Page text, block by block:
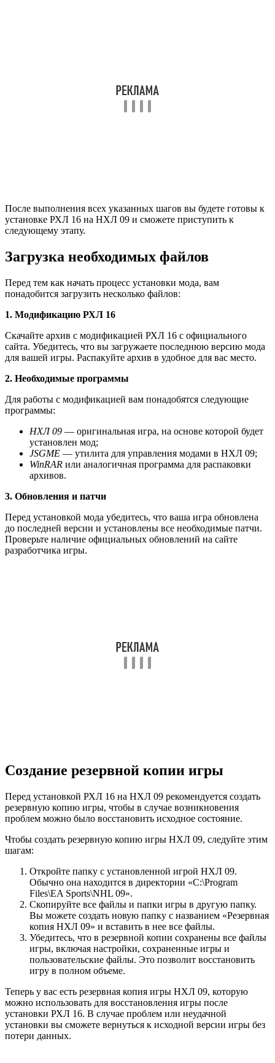
После выполнения всех указанных шагов вы будете готовы к
установке РХЛ 16 на НХЛ 09 и сможете приступить к
следующему этапу.
Загрузка необходимых файлов
Перед тем как начать процесс установки мода, вам
понадобится загрузить несколько файлов:
1. Модификацию РХЛ 16
Скачайте архив с модификацией РХЛ 16 с официального
сайта. Убедитесь, что вы загружаете последнюю версию мода
для вашей игры. Распакуйте архив в удобное для вас место.
2. Необходимые программы
Для работы с модификацией вам понадобятся следующие
программы:
НХЛ 09 — оригинальная игра, на основе которой будет
установлен мод;
JSGME — утилита для управления модами в НХЛ 09;
WinRAR или аналогичная программа для распаковки
архивов.
3. Обновления и патчи
Перед установкой мода убедитесь, что ваша игра обновлена
до последней версии и установлены все необходимые патчи.
Проверьте наличие официальных обновлений на сайте
разработчика игры.
Создание резервной копии игры
Перед установкой РХЛ 16 на НХЛ 09 рекомендуется создать
резервную копию игры, чтобы в случае возникновения
проблем можно было восстановить исходное состояние.
Чтобы создать резервную копию игры НХЛ 09, следуйте этим
шагам:
Откройте папку с установленной игрой НХЛ 09.
Обычно она находится в директории «C:\Program
Files\EA Sports\NHL 09».
Скопируйте все файлы и папки игры в другую папку.
Вы можете создать новую папку с названием «Резервная
копия НХЛ 09» и вставить в нее все файлы.
Убедитесь, что в резервной копии сохранены все файлы
игры, включая настройки, сохраненные игры и
пользовательские файлы. Это позволит восстановить
игру в полном объеме.
Теперь у вас есть резервная копия игры НХЛ 09, которую
можно использовать для восстановления игры после
установки РХЛ 16. В случае проблем или неудачной
установки вы сможете вернуться к исходной версии игры без
потери данных.